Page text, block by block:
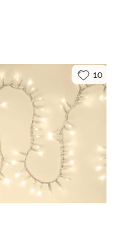
10